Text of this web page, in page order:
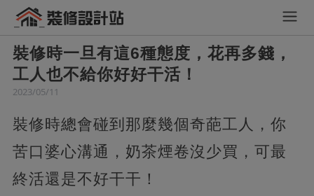
裝修時一旦有這6種態度，花再多錢，
工人也不給你好好干活！
2023/05/11
裝修時總會碰到那麼幾個奇葩工人，你
苦口婆心溝通，奶茶煙卷沒少買，可最
終活還是不好干干！